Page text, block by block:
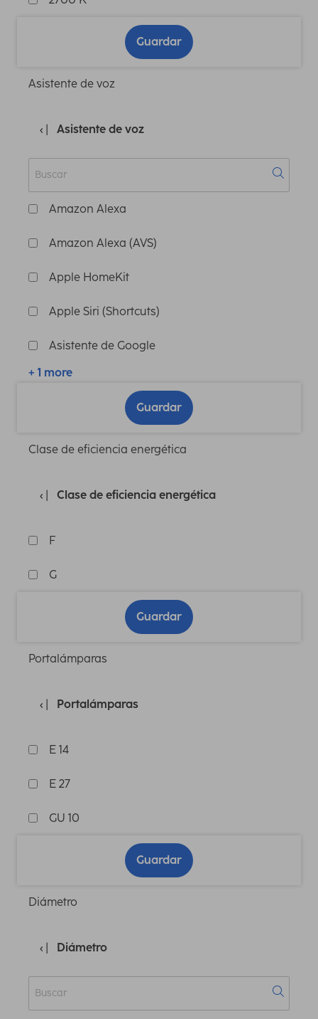
Guardar
Asistente de voz
Asistente de voz
Amazon Alexa
Amazon Alexa (AVS)
Apple HomeKit
Apple Siri (Shortcuts)
Asistente de Google
+ 1 more
Guardar
Clase de eficiencia energética
Clase de eficiencia energética
F
G
Guardar
Portalámparas
Portalámparas
E 14
E 27
GU 10
Guardar
Diámetro
Diámetro